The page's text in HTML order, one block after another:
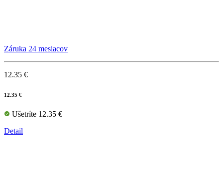
Záruka 24 mesiacov
12.35 €
12.35 €
Ušetríte 12.35 €
Detail